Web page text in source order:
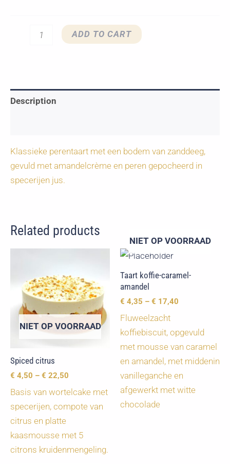
Bourdaloue
ADD TO CART
Description
Klassieke perentaart met een bodem van zanddeeg,
gevuld met amandelcrème en peren gepocheerd in
specerijen jus.
Related products
NIET OP VOORRAAD
Spiced citrus
€ 4,50 – € 22,50
Basis van wortelcake met
specerijen, compote van
citrus en platte
kaasmousse met 5
citrons kruidenmengeling.
NIET OP VOORRAAD
Taart koffie-caramel-
amandel
€ 4,35 – € 17,40
Fluweelzacht
koffiebiscuit, opgevuld
met mousse van caramel
en amandel, met middenin
vanilleganche en
afgewerkt met witte
chocolade